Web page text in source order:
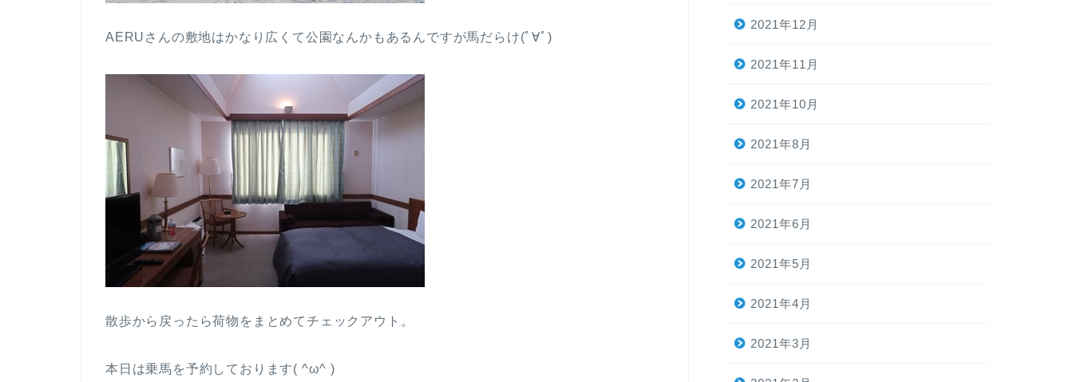
AERUさんの敷地はかなり広くて公園なんかもあるんですが馬だらけ(ﾟ∀ﾟ)
散歩から戻ったら荷物をまとめてチェックアウト。
本日は乗馬を予約しております( ^ω^ )
2021年12月
2021年11月
2021年10月
2021年8月
2021年7月
2021年6月
2021年5月
2021年4月
2021年3月